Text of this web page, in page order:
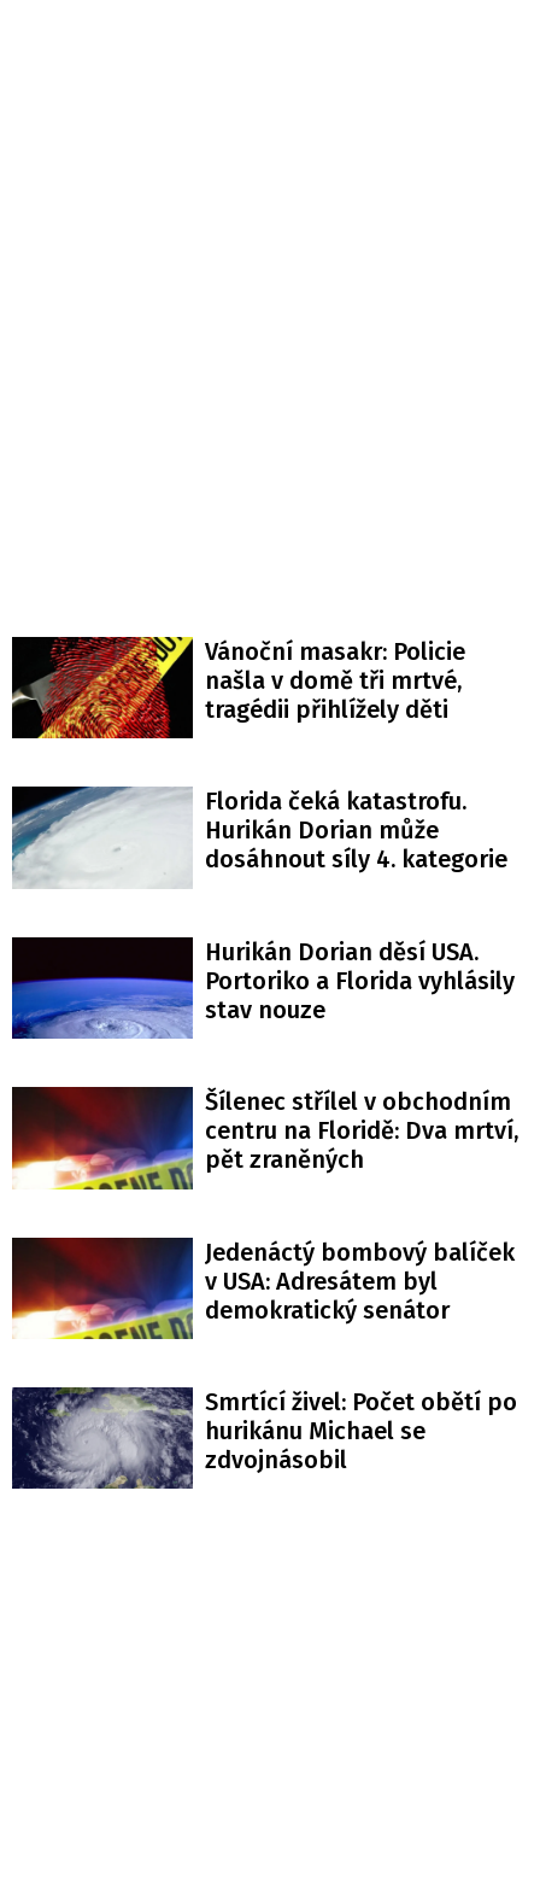
Vánoční masakr: Policie
našla v domě tři mrtvé,
tragédii přihlížely děti
Florida čeká katastrofu.
Hurikán Dorian může
dosáhnout síly 4. kategorie
Hurikán Dorian děsí USA.
Portoriko a Florida vyhlásily
stav nouze
Šílenec střílel v obchodním
centru na Floridě: Dva mrtví,
pět zraněných
Jedenáctý bombový balíček
v USA: Adresátem byl
demokratický senátor
Smrtící živel: Počet obětí po
hurikánu Michael se
zdvojnásobil